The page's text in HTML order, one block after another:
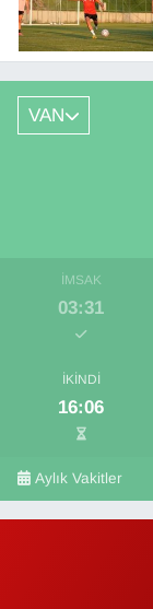
VAN
İMSAK
03:31
İKINDI
16:06
Aylık Vakitler